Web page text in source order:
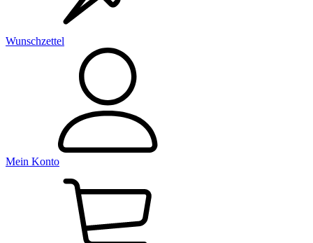
Wunschzettel
Mein Konto